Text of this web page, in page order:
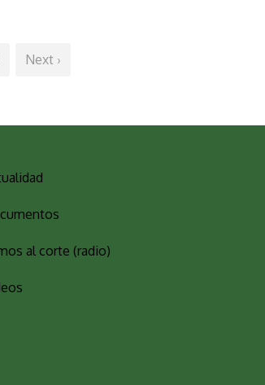
Next ›
al corte (radio)